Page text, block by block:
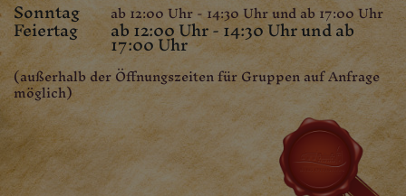
Sonntag ab 12:00 Uhr - 14:30 Uhr und ab 17:00 Uhr
Feiertag ab 12:00 Uhr - 14:30 Uhr und ab
17:00 Uhr
(außerhalb der Öffnungszeiten für Gruppen auf Anfrage
möglich)